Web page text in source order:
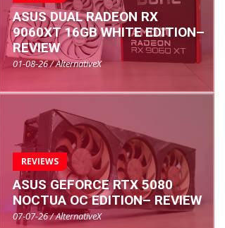
ASUS DUAL RADEON RX
9060XT 16GB WHITE EDITION–
REVIEW
01-08-26 / AlternativeX
REVIEWS
ASUS GEFORCE RTX 5080
NOCTUA OC EDITION– REVIEW
07-07-26 / AlternativeX